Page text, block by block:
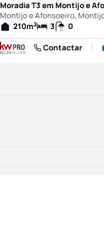
Montijo e Afonsoeiro,
210m2 3
0
Contactar